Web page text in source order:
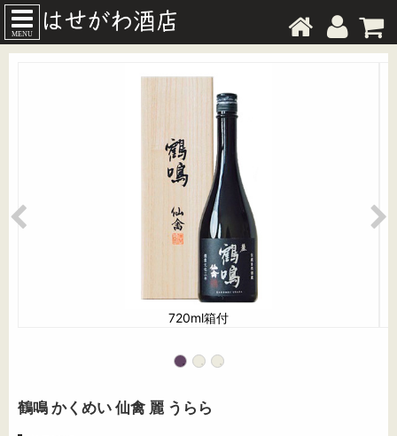
MENU
720ml箱付
鶴鳴 かくめい 仙禽 麗 うらら